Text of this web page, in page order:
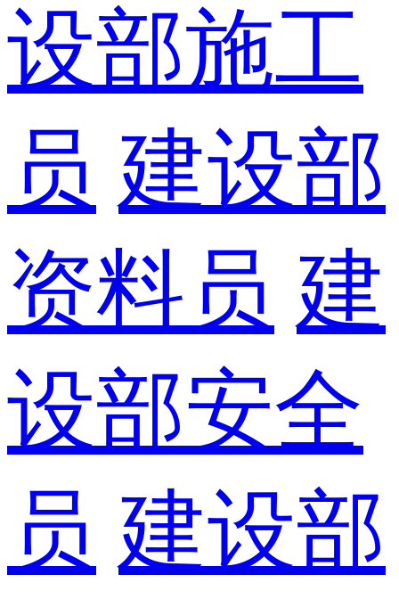
设部施工
员 建设部
资料员 建
设部安全
员 建设部